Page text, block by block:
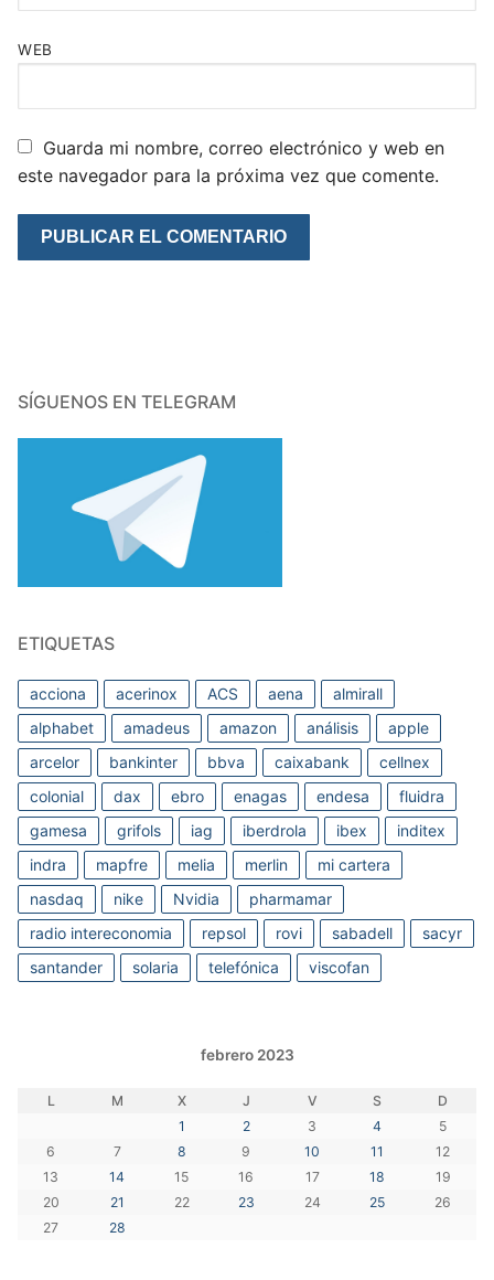
WEB
Guarda mi nombre, correo electrónico y web en
este navegador para la próxima vez que comente.
SÍGUENOS EN TELEGRAM
ETIQUETAS
acciona acerinox ACS aena
almirall
alphabet
amadeus amazon análisis
apple
arcelor
bankinter bbva caixabank
cellnex
colonial
dax ebro enagas endesa
fluidra
gamesa
grifols iag iberdrola ibex
inditex
indra
mapfre melia merlin
mi cartera
nasdaq
nike Nvidia
pharmamar
radio intereconomia
repsol rovi sabadell
sacyr
santander
solaria telefónica viscofan
febrero 2023
L M X J V S
D
1
2 3 4
5
6
7 8 9 10 11
12
13
14 15 16 17 18
19
20
21 22 23 24 25
26
27
28